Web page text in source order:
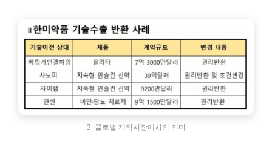
3. 글로벌 제약시장에서의 의미